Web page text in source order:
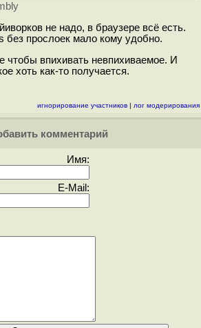
не надо, в браузере всё есть.
без прослоек мало кому удобно.
впихивать невпихиваемое. И
хоть как-то получается.
игнорирование участников | лог модерирования
комментарий
Имя:
E-Mail: